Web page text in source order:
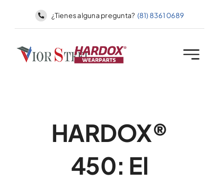
¿Tienes alguna pregunta? (81) 8361 0689
HARDOX®
450: El